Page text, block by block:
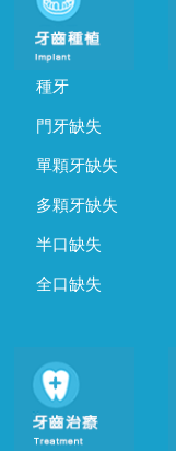
種牙
門牙缺失
單顆牙缺失
多顆牙缺失
半口缺失
全口缺失